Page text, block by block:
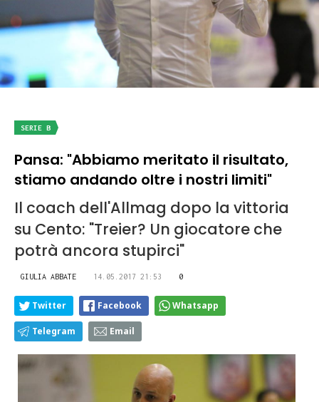
SERIE B
Pansa: "Abbiamo meritato il risultato,
stiamo andando oltre i nostri limiti"
Il coach dell'Allmag dopo la vittoria
su Cento: "Treier? Un giocatore che
potrà ancora stupirci"
GIULIA ABBATE 14.05.2017 21:53 0
Twitter Facebook Whatsapp
Telegram Email